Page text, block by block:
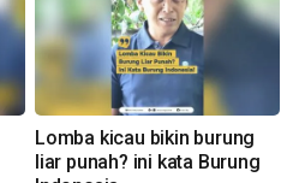
Lomba kicau bikin burung
liar punah? ini kata Burung